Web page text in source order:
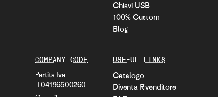
Chiavi USB
100% Custom
Blog
USEFUL LINKS
Catalogo
Diventa Rivenditore
COMPANY CODE
Partita Iva
IT04196500260